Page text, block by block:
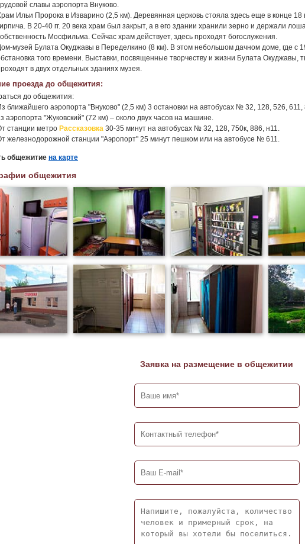
славы аэропорта Внуково.
Ильи Пророка в Изварино (2,5 км). Деревянная церковь стояла здесь еще в конце 18
В 20-40 гг. 20 века храм был закрыт, а в его здании хранили зерно и держали
Мосфильма. Сейчас храм действует, здесь проходят богослужения.
музей Булата Окуджавы в Переделкино (8 км). В этом небольшом дачном доме, где с
того времени. Выставки, посвященные творчеству и жизни Булата Окуджавы,
в двух отдельных зданиях музея.
проезда до общежития:
до общежития:
ближайшего аэропорта "Внуково" (2,5 км) 3 остановки на автобусах № 32, 128, 526,
аэропорта "Жуковский" (72 км) – около двух часов на машине.
станции метро Рассказовка 30-35 минут на автобусах № 32, 128, 750к, 886, н11.
железнодорожной станции "Аэропорт" 25 минут пешком или на автобусе № 611.
общежитие на карте
общежития
Заявка на размещение в общежитии